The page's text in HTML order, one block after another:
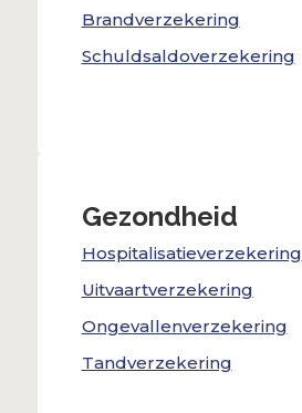
Brandverzekering
Schuldsaldoverzekering
Gezondheid
Hospitalisatieverzekering
Uitvaartverzekering
Ongevallenverzekering
Tandverzekering